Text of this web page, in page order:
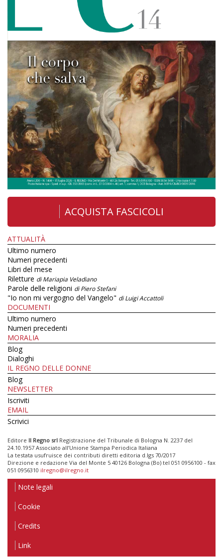
ACQUISTA FASCICOLI
ATTUALITÀ
Ultimo numero
Numeri precedenti
Libri del mese
Riletture di Mariapia Veladiano
Parole delle religioni di Piero Stefani
"Io non mi vergogno del Vangelo" di Luigi Accattoli
DOCUMENTI
Ultimo numero
Numeri precedenti
MORALIA
Blog
Dialoghi
IL REGNO DELLE DONNE
Blog
NEWSLETTER
Iscriviti
EMAIL
Scrivici
Editore Il Regno srl Registrazione del Tribunale di Bologna N. 2237 del
24.10.1957 Associato all’Unione Stampa Periodica Italiana
La testata usufruisce dei contributi diretti editoria d.lgs 70/2017
Direzione e redazione Via del Monte 5 40126 Bologna (Bo) tel 051 0956100 - fax
051 0956310 ilregno@ilregno.it
Note legali
Cookie
Credits
Link